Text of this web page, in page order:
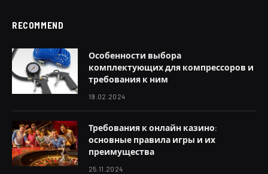
RECOMMEND
Особенности выбора
комплектующих для компрессоров и
требования к ним
19.02.2024
Требования к онлайн казино:
основные правила игры и их
преимущества
25.11.2024